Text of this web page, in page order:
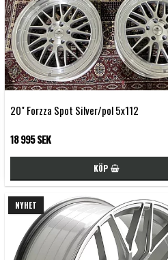
20" Forzza Spot Silver/pol 5x112
18 995 SEK
KÖP
NYHET